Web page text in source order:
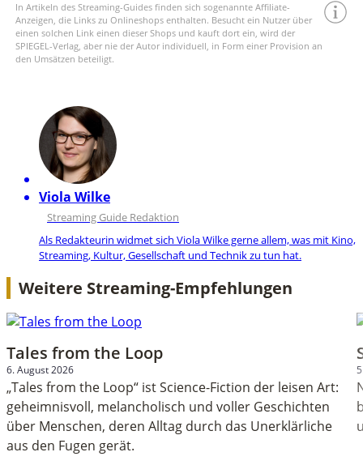
In Artikeln des Streaming-Guides finden sich sogenannte Affiliate-
Anzeigen, die Links zu Onlineshops enthalten. Besucht ein Nutzer über
einen solchen Link einen dieser Shops und kauft dort ein, wird der
SPIEGEL-Verlag, aber nie der Autor individuell, in Form einer Provision an
den Umsätzen beteiligt.
Viola Wilke
Streaming Guide Redaktion
Als Redakteurin widmet sich Viola Wilke gerne allem, was mit Kino,
Streaming, Kultur, Gesellschaft und Technik zu tun hat.
Weitere Streaming-Empfehlungen
Tales from the Loop
6. August 2026
„Tales from the Loop“ ist Science-Fiction der leisen Art:
geheimnisvoll, melancholisch und voller Geschichten
über Menschen, deren Alltag durch das Unerklärliche
aus den Fugen gerät.